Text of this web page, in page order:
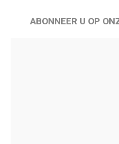
ABONNEER U OP